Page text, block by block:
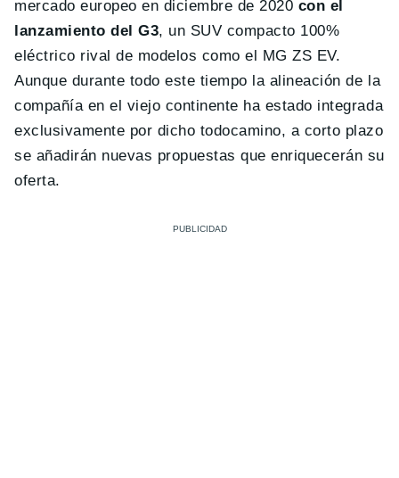
mercado europeo en diciembre de 2020 con el
lanzamiento del G3, un SUV compacto 100%
eléctrico rival de modelos como el MG ZS EV.
Aunque durante todo este tiempo la alineación de la
compañía en el viejo continente ha estado integrada
exclusivamente por dicho todocamino, a corto plazo
se añadirán nuevas propuestas que enriquecerán su
oferta.